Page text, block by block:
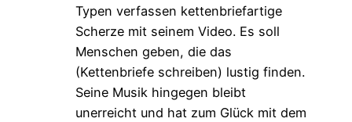
Typen verfassen kettenbriefartige
Scherze mit seinem Video. Es soll
Menschen geben, die das
(Kettenbriefe schreiben) lustig finden.
Seine Musik hingegen bleibt
unerreicht und hat zum Glück mit dem